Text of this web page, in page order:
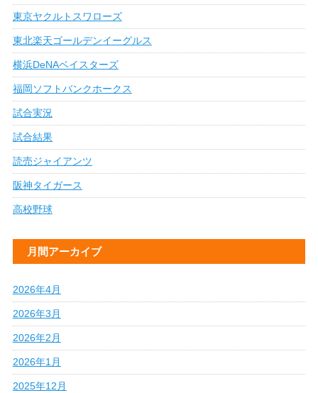
東京ヤクルトスワローズ
東北楽天ゴールデンイーグルス
横浜DeNAベイスターズ
福岡ソフトバンクホークス
試合実況
試合結果
読売ジャイアンツ
阪神タイガース
高校野球
月間アーカイブ
2026年4月
2026年3月
2026年2月
2026年1月
2025年12月